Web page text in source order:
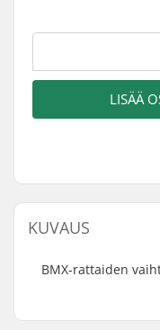
LISÄÄ
KUVAUS
BMX-rattaiden